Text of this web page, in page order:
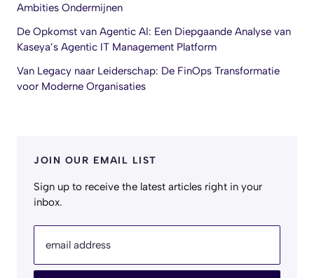
Ambities Ondermijnen
De Opkomst van Agentic AI: Een Diepgaande Analyse van
Kaseya’s Agentic IT Management Platform
Van Legacy naar Leiderschap: De FinOps Transformatie
voor Moderne Organisaties
JOIN OUR EMAIL LIST
Sign up to receive the latest articles right in your
inbox.
email address